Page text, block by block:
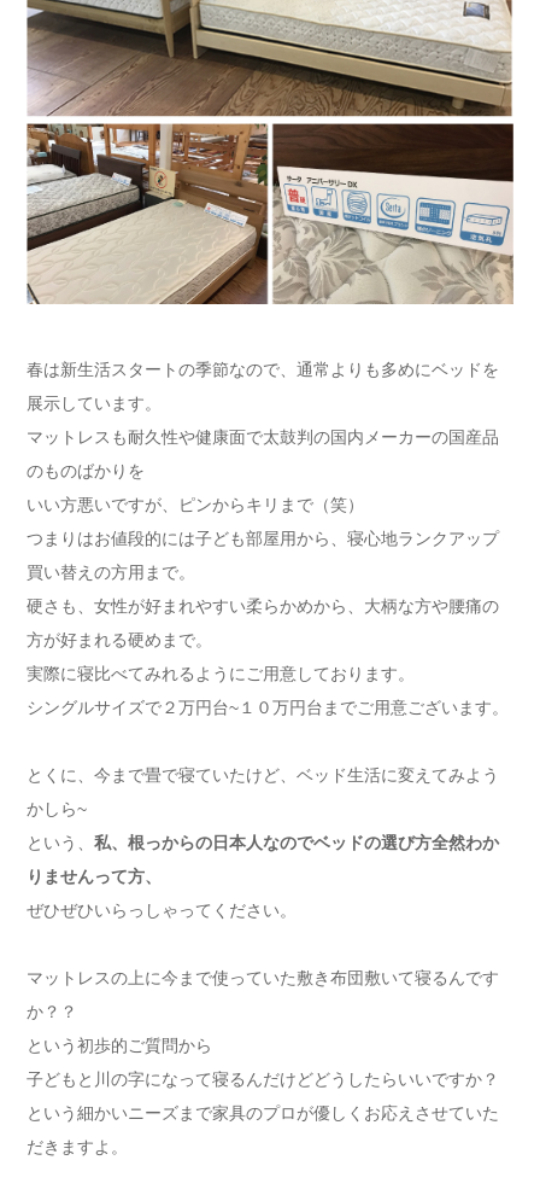
春は新生活スタートの季節なので、通常よりも多めにベッドを
展示しています。
マットレスも耐久性や健康面で太鼓判の国内メーカーの国産品
のものばかりを
いい方悪いですが、ピンからキリまで（笑）
つまりはお値段的には子ども部屋用から、寝心地ランクアップ
買い替えの方用まで。
硬さも、女性が好まれやすい柔らかめから、大柄な方や腰痛の
方が好まれる硬めまで。
実際に寝比べてみれるようにご用意しております。
シングルサイズで２万円台~１０万円台までご用意ございます。
とくに、今まで畳で寝ていたけど、ベッド生活に変えてみよう
かしら~
という、 私、根っからの日本人なのでベッドの選び方全然わか
りませんって方、
ぜひぜひいらっしゃってください。
マットレスの上に今まで使っていた敷き布団敷いて寝るんです
か？？
という初歩的ご質問から
子どもと川の字になって寝るんだけどどうしたらいいですか？
という細かいニーズまで家具のプロが優しくお応えさせていた
だきますよ。